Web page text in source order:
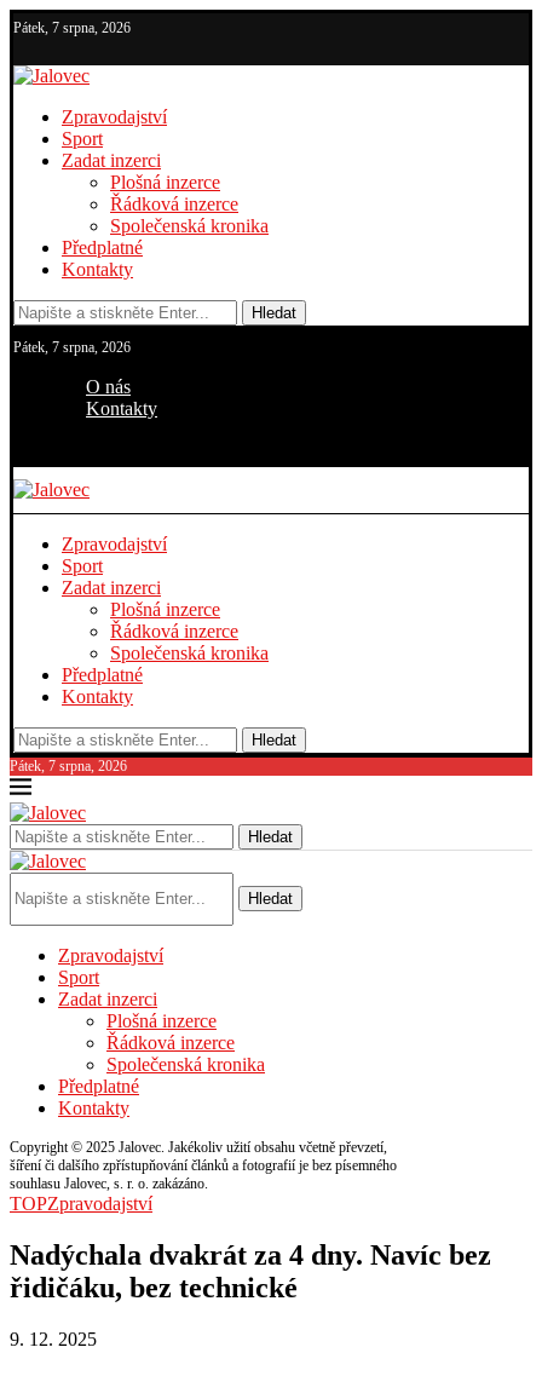
Pátek, 7 srpna, 2026
Zpravodajství
Sport
Zadat inzerci
Plošná inzerce
Řádková inzerce
Společenská kronika
Předplatné
Kontakty
Hledat
Pátek, 7 srpna, 2026
O nás
Kontakty
Zpravodajství
Sport
Zadat inzerci
Plošná inzerce
Řádková inzerce
Společenská kronika
Předplatné
Kontakty
Hledat
Pátek, 7 srpna, 2026
Hledat
Hledat
Zpravodajství
Sport
Zadat inzerci
Plošná inzerce
Řádková inzerce
Společenská kronika
Předplatné
Kontakty
Copyright © 2025 Jalovec. Jakékoliv užití obsahu včetně převzetí,
šíření či dalšího zpřístupňování článků a fotografií je bez písemného
souhlasu Jalovec, s. r. o. zakázáno.
TOPZpravodajství
Nadýchala dvakrát za 4 dny. Navíc bez
řidičáku, bez technické
9. 12. 2025